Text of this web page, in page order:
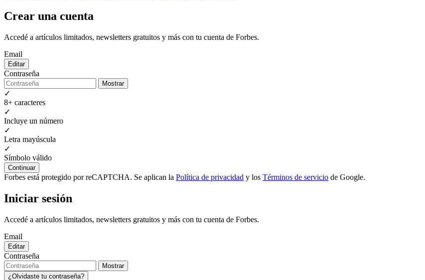
Crear una cuenta
Accedé a artículos limitados, newsletters gratuitos y más con tu cuenta de Forbes.
Email
Editar
Contraseña
Mostrar
✓
8+ caracteres
✓
Incluye un número
✓
Letra mayúscula
✓
Símbolo válido
Continuar
Forbes está protegido por reCAPTCHA. Se aplican la Política de privacidad y los Términos de servicio de Google.
Iniciar sesión
Accedé a artículos limitados, newsletters gratuitos y más con tu cuenta de Forbes.
Email
Editar
Contraseña
Mostrar
¿Olvidaste tu contraseña?